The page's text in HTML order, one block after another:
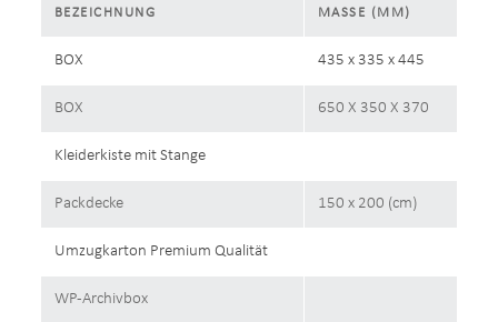
BEZEICHNUNG MASSE (MM)
BOX 435 x 335 x 445
BOX 650 X 350 X 370
Kleiderkiste mit Stange
Packdecke 150 x 200 (cm)
Umzugkarton Premium Qualität
WP-Archivbox